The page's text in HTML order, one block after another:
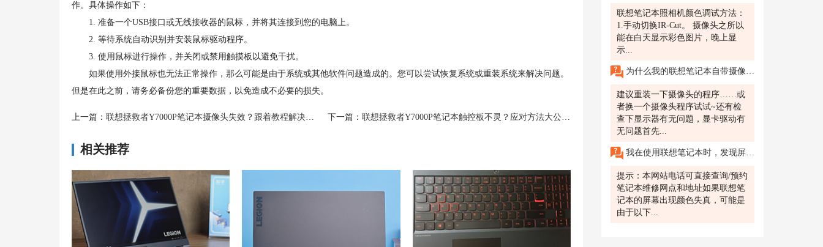
作。具体操作如下：
1. 准备一个USB接口或无线接收器的鼠标，并将其连接到您的电脑上。
2. 等待系统自动识别并安装鼠标驱动程序。
3. 使用鼠标进行操作，并关闭或禁用触摸板以避免干扰。
如果使用外接鼠标也无法正常操作，那么可能是由于系统或其他软件问题造成的。您可以尝试恢复系统或重装系统来解决问题。
但是在此之前，请务必备份您的重要数据，以免造成不必要的损失。
上一篇： 联想拯救者Y7000P笔记本摄像头失效？跟着教程解决问题！ 下一篇： 联想拯救者Y7000P笔记本触控板不灵？应对方法大公开！
相关推荐
联想笔记本照相机颜色调试方法：
1.手动切换IR-Cut。 摄像头之所以
能在白天显示彩色图片，晚上显
示...
为什么我的联想笔记本自带摄像头打开后一直黑屏
建议重装一下摄像头的程序……或
者换一个摄像头程序试试~还有检
查下显示器有无问题，显卡驱动有
无问题首先...
我在使用联想笔记本时，发现屏幕出现了颜色失真，怎么办?
提示：本网站电话可直接查询/预约
笔记本维修网点和地址如果联想笔
记本的屏幕出现颜色失真，可能是
由于以下...